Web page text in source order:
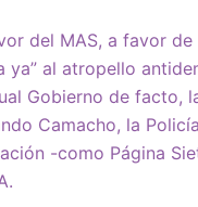
del MAS, a favor
ya” al atropello
Gobierno de facto,
Camacho, la
-como Página